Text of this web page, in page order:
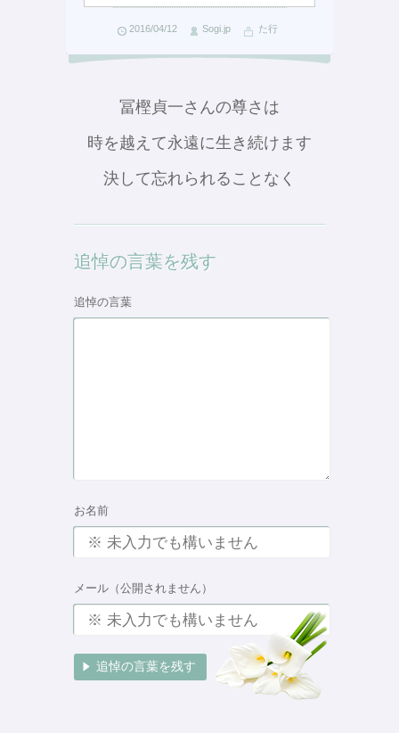
2016/04/12 Sogi.jp た行
冨樫貞一さんの尊さは
時を越えて永遠に生き続けます
決して忘れられることなく
追悼の言葉を残す
追悼の言葉
お名前
メール（公開されません）